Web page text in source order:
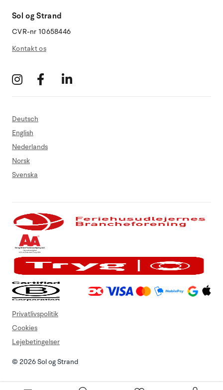
Sol og Strand
CVR-nr 10658446
Kontakt os
Deutsch
English
Nederlands
Norsk
Svenska
© 2026 Sol og Strand
Privatlivspolitik
Cookies
Lejebetingelser